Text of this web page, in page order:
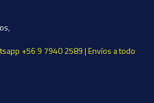
+56 9 7940 2589 | Envíos a todo